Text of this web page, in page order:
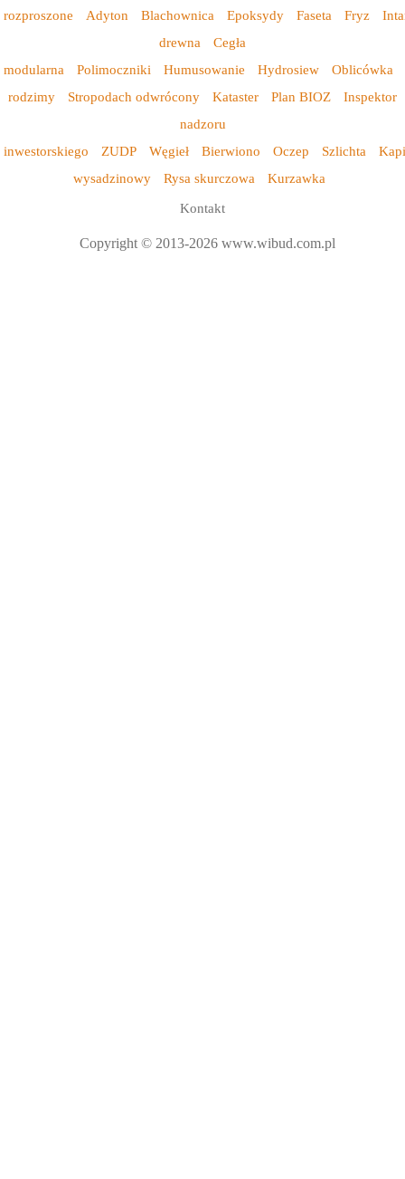
rozproszone Adyton Blachownica Epoksydy Faseta Fryz
drewna
Cegła
modularna
Polimoczniki Humusowanie Hydrosiew
Oblicówka
rodzimy
Stropodach odwrócony Kataster Plan BIOZ
Inspektor
nadzoru
inwestorskiego
ZUDP Węgieł Bierwiono Oczep Szlichta
wysadzinowy
Rysa skurczowa
Kurzawka
Kontakt
Copyright © 2013-2026 www.wibud.com.pl